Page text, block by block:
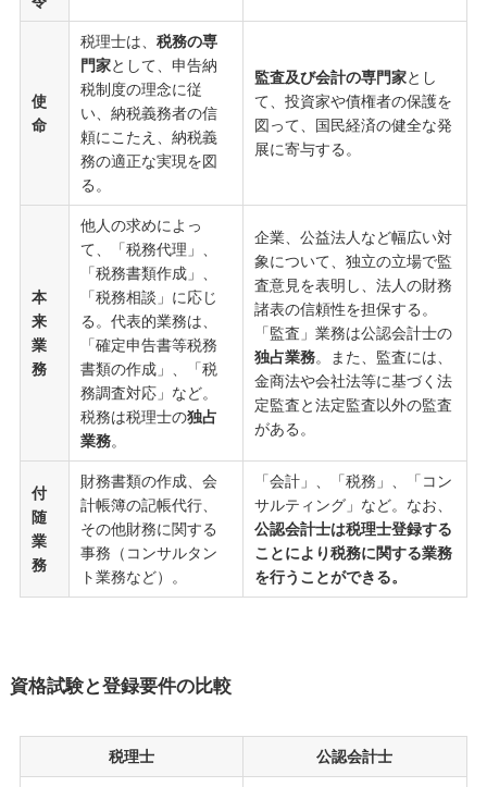
使
命
税理士は、税務の専
門家として、申告納
税制度の理念に従
い、納税義務者の信
頼にこたえ、納税義
務の適正な実現を図
る。
監査及び会計の専門家とし
て、投資家や債権者の保護を
図って、国民経済の健全な発
展に寄与する。
本
来
業
務
他人の求めによっ
て、「税務代理」、
「税務書類作成」、
「税務相談」に応じ
る。代表的業務は、
「確定申告書等税務
書類の作成」、「税
務調査対応」など。
税務は税理士の独占
業務。
企業、公益法人など幅広い対
象について、独立の立場で監
査意見を表明し、法人の財務
諸表の信頼性を担保する。
「監査」業務は公認会計士の
独占業務。また、監査には、
金商法や会社法等に基づく法
定監査と法定監査以外の監査
がある。
付
随
業
務
財務書類の作成、会
計帳簿の記帳代行、
その他財務に関する
事務（コンサルタン
ト業務など）。
「会計」、「税務」、「コン
サルティング」など。なお、
公認会計士は税理士登録する
ことにより税務に関する業務
を行うことができる。
資格試験と登録要件の比較
税理士 公認会計士